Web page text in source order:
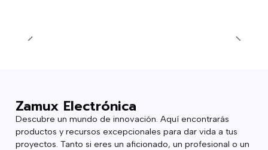
Zamux Electrónica
Descubre un mundo de innovación. Aquí encontrarás
productos y recursos excepcionales para dar vida a tus
proyectos. Tanto si eres un aficionado, un profesional o un